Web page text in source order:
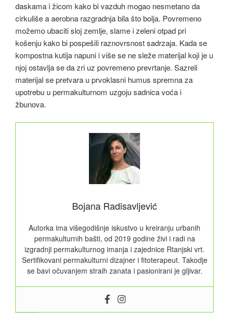
daskama i žicom kako bi vazduh mogao nesmetano da
cirkuliše a aerobna razgradnja bila što bolja. Povremeno
možemo ubaciti sloj zemlje, slame i zeleni otpad pri
košenju kako bi pospešili raznovrsnost sadrzaja. Kada se
kompostna kutija napuni i više se ne sleže materijal koji je u
njoj ostavlja se da zri uz povremeno prevrtanje. Sazreli
materijal se pretvara u prvoklasni humus spremna za
upotrebu u permakulturnom uzgoju sadnica voća i
žbunova.
Bojana Radisavljević
Autorka ima višegodišnje iskustvo u kreiranju urbanih
permakulturnih bašti, od 2019 godine živi i radi na
izgradnji permakulturnog imanja i zajednice Rtanjski vrt.
Sertifikovani permakulturni dizajner i fitoterapeut. Takodje
se bavi očuvanjem straih zanata i pasionirani je gljivar.